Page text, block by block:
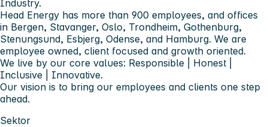
Industry.
Head Energy has more than 900 employees, and offices
in Bergen, Stavanger, Oslo, Trondheim, Gothenburg,
Stenungsund, Esbjerg, Odense, and Hamburg. We are
employee owned, client focused and growth oriented.
We live by our core values: Responsible | Honest |
Inclusive | Innovative.
Our vision is to bring our employees and clients one step
ahead.
Sektor